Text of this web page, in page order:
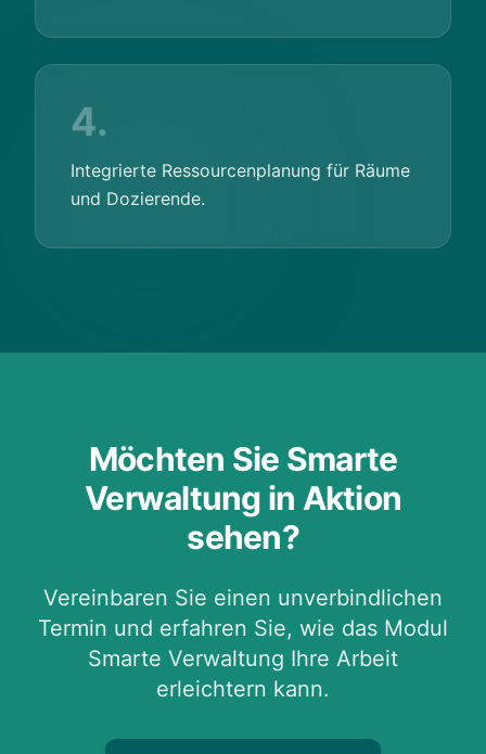
4.
Integrierte Ressourcenplanung für Räume
und Dozierende.
Möchten Sie Smarte
Verwaltung in Aktion
sehen?
Vereinbaren Sie einen unverbindlichen
Termin und erfahren Sie, wie das Modul
Smarte Verwaltung Ihre Arbeit
erleichtern kann.